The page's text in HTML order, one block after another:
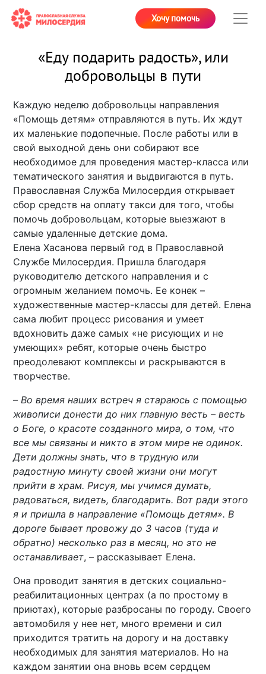
Хочу помочь
«Еду подарить радость», или
добровольцы в пути
Каждую неделю добровольцы направления
«Помощь детям» отправляются в путь. Их ждут
их маленькие подопечные. После работы или в
свой выходной день они собирают все
необходимое для проведения мастер-класса или
тематического занятия и выдвигаются в путь.
Православная Служба Милосердия открывает
сбор средств на оплату такси для того, чтобы
помочь добровольцам, которые выезжают в
самые удаленные детские дома.
Елена Хасанова первый год в Православной
Службе Милосердия. Пришла благодаря
руководителю детского направления и с
огромным желанием помочь. Ее конек –
художественные мастер-классы для детей. Елена
сама любит процесс рисования и умеет
вдохновить даже самых «не рисующих и не
умеющих» ребят, которые очень быстро
преодолевают комплексы и раскрываются в
творчестве.
–Во время наших встреч я стараюсь с помощью
живописи донести до них главную весть – весть
о Боге, о красоте созданного мира, о том, что
все мы связаны и никто в этом мире не одинок.
Дети должны знать, что в трудную или
радостную минуту своей жизни они могут
прийти в храм. Рисуя, мы учимся думать,
радоваться, видеть, благодарить. Вот ради этого
я и пришла в направление «Помощь детям». В
дороге бывает провожу до 3 часов (туда и
обратно) несколько раз в месяц, но это не
останавливает, – рассказывает Елена.
Она проводит занятия в детских социально-
реабилитационных центрах (а по простому в
приютах), которые разбросаны по городу. Своего
автомобиля у нее нет, много времени и сил
приходится тратить на дорогу и на доставку
необходимых для занятия материалов. Но на
каждом занятии она вновь всем сердцем